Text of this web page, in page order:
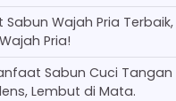
Sabun Wajah Pria Terbaik,
Pria!
Sabun Cuci Tangan
Lembut di Mata.